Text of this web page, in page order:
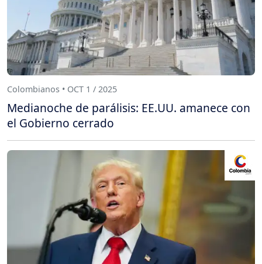
Colombianos • OCT 1 / 2025
Medianoche de parálisis: EE.UU. amanece con
el Gobierno cerrado